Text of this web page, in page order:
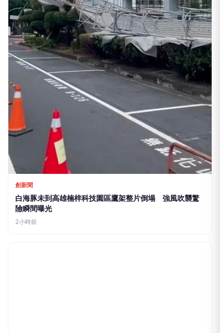
創新聞
白海豚未到高雄楠梓科技園區鷹架整片倒塌 強風吹襲驚
險瞬間曝光
2小時前